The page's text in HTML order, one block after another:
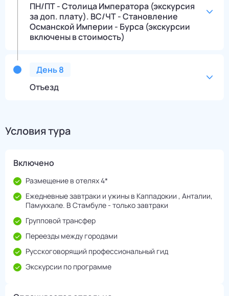
ПН/ПТ - Столица Императора (экскурсия
за доп. плату). ВС/ЧТ - Становление
Османской Империи - Бурса (экскурсии
включены в стоимость)
День8
Отъезд
Условия тура
Включено
Размещение в отелях 4*
Ежедневные завтраки и ужины в Каппадокии , Анталии,
Памуккале. В Стамбуле - только завтраки
Групповой трансфер
Переезды между городами
Русскоговорящий профессиональный гид
Экскурсии по программе